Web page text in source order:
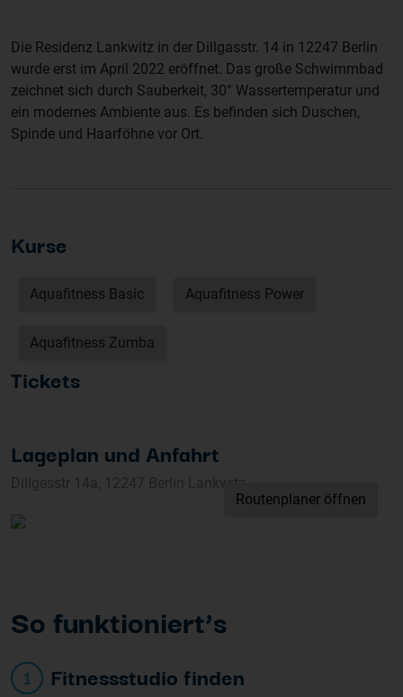
Die Residenz Lankwitz in der Dillgasstr. 14 in 12247 Berlin
wurde erst im April 2022 eröffnet. Das große Schwimmbad
zeichnet sich durch Sauberkeit, 30° Wassertemperatur und
ein modernes Ambiente aus. Es befinden sich Duschen,
Spinde und Haarföhne vor Ort.
Kurse
Aquafitness Basic Aquafitness Power
Aquafitness Zumba
Tickets
Lageplan und Anfahrt
Dillgesstr 14a, 12247 Berlin Lankwitz
Routenplaner öffnen
So funktioniert’s
1 Fitnessstudio finden